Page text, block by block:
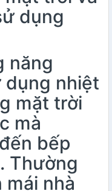
dụng
năng
dụng nhiệt
mặt trời
mà
bếp
Thường
nhà